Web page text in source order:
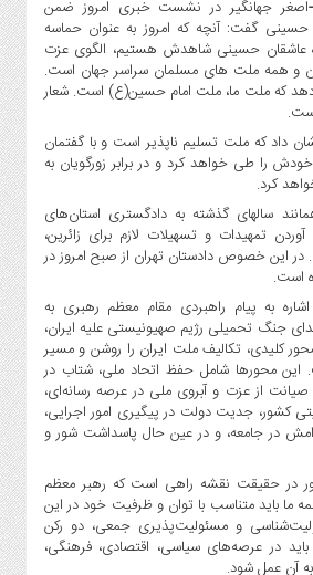
اصغر جهانگیر در نشست خبری امروز ضمن
حسینی گفت: آنچه که امروز به عنوان حماسه
عاشقان حسینی شاهدش هستیم، الگوی عزت
و همه ملت های مسلمان سراسر جهان است.
که ملت ما، ملت امام حسین(ع) است. شعار
داد که ملت تسلیم ناپذیر است و با گفتمان
را طی خواهد کرد و در برابر زورگویان به
کرد.
سالهای گذشته به دادگستری استان‌های
تمهیدات و تسهیلات لازم برای زائرین،
در این خصوص دادستان تهران از صبح امروز در
است.
به پیام راهبردی مقام معظم رهبری به
جنگ تحمیلی رژیم صهیونیستی علیه ایران،
کلیدی، تکالیف ملت ایران را روشن و مسیر
این محورها شامل حفظ اتحاد ملی، شتاب در
از عزت و آبروی ملی در عرصه رسانه‌ای،
کشور، جدیت دولت در پیگیری امور اجرایی،
در جامعه، و در عین حال پاسداشت شور و
در حقیقت نقشه راهی است که رهبر معظم
ما باید متناسب با توان و ظرفیت خود در این
و مسئولیت‌پذیری جمعی، دو رکن
در عرصه‌های سیاسی، اقتصادی، فرهنگی،
آن عمل شود.